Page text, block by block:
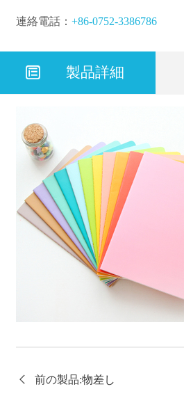
連絡電話： +86-0752-3386786
 製品詳細
 前の製品:物差し